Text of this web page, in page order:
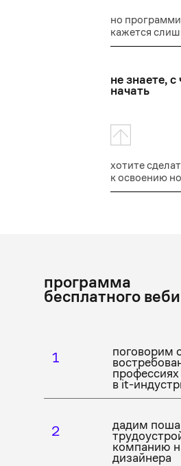
но
кажется
не знаете, с
начать
хотите
к освоению
программа
бесплатного
поговорим
в it-
1
дадим
компанию
дизайнера
2